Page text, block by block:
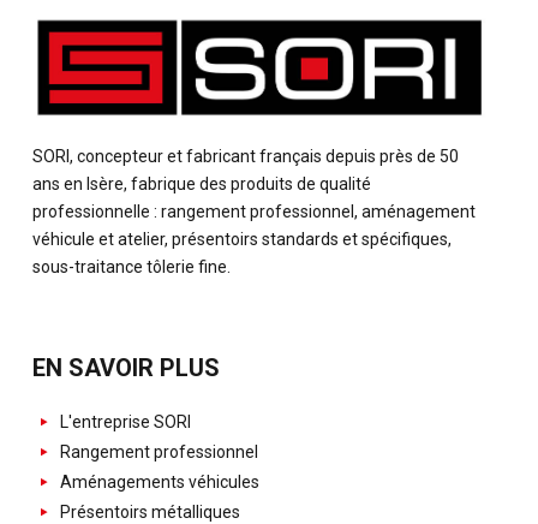
SORI, concepteur et fabricant français depuis près de 50
ans en Isère, fabrique des produits de qualité
professionnelle : rangement professionnel, aménagement
véhicule et atelier, présentoirs standards et spécifiques,
sous-traitance tôlerie fine.
EN SAVOIR PLUS
L'entreprise SORI
Rangement professionnel
Aménagements véhicules
Présentoirs métalliques